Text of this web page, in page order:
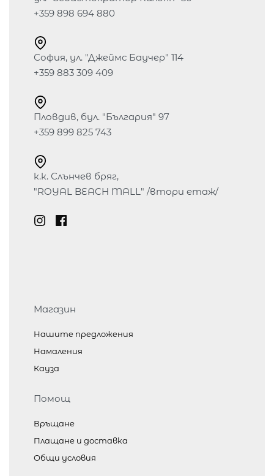
+359 898 694 880
София, ул. "Джеймс Баучер" 114
+359 883 309 409
Пловдив, бул. "България" 97
+359 899 825 743
к.к. Слънчев бряг,
"ROYAL BEACH MALL" /втори етаж/
Магазин
Нашите предложения
Намаления
Кауза
Помощ
Връщане
Плащане и доставка
Общи условия